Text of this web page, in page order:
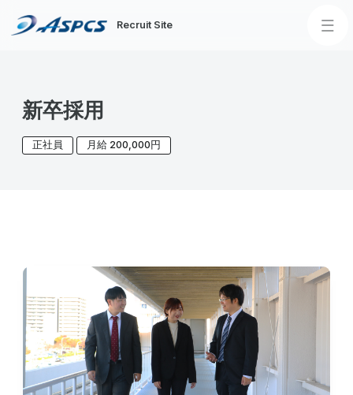
About us
企業理念 求める人物像
Our Culture
アスペックの魅力 教育研修制度
福利厚生
社内イベント
記念行事
FAQ
Recruit Site
新卒採用
正社員 月給 200,000円